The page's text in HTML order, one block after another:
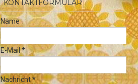
KONTAKTFORMULAR
Name
E-Mail*
Nachricht*